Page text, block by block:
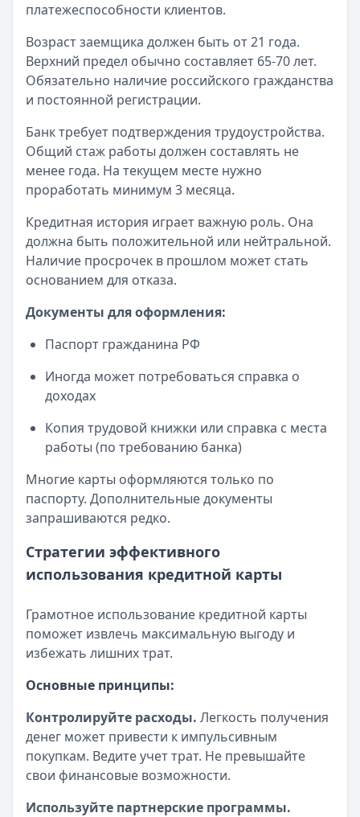
платежеспособности клиентов.
Возраст заемщика должен быть от 21 года.
Верхний предел обычно составляет 65-70 лет.
Обязательно наличие российского гражданства
и постоянной регистрации.
Банк требует подтверждения трудоустройства.
Общий стаж работы должен составлять не
менее года. На текущем месте нужно
проработать минимум 3 месяца.
Кредитная история играет важную роль. Она
должна быть положительной или нейтральной.
Наличие просрочек в прошлом может стать
основанием для отказа.
Документы для оформления:
Паспорт гражданина РФ
Иногда может потребоваться справка о
доходах
Копия трудовой книжки или справка с места
работы (по требованию банка)
Многие карты оформляются только по
паспорту. Дополнительные документы
запрашиваются редко.
Стратегии эффективного
использования кредитной карты
Грамотное использование кредитной карты
поможет извлечь максимальную выгоду и
избежать лишних трат.
Основные принципы:
Контролируйте расходы. Легкость получения
денег может привести к импульсивным
покупкам. Ведите учет трат. Не превышайте
свои финансовые возможности.
Используйте партнерские программы.